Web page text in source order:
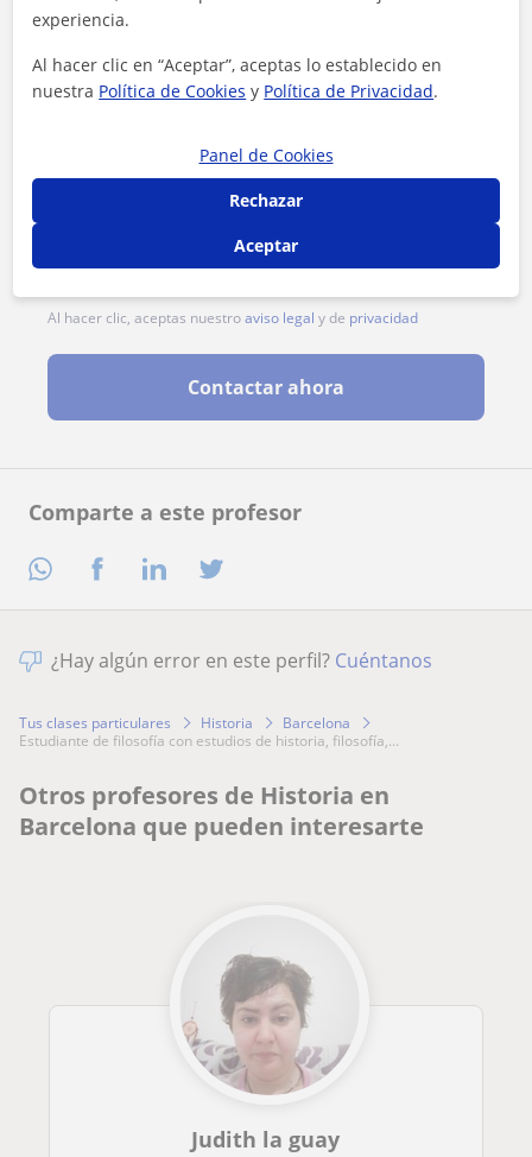
Comparte a este profesor
Al hacer clic, aceptas nuestroaviso legal y de privacidad
Contactar ahora
¿Hay algún error en este perfil? Cuéntanos
Tus clases particulares Historia
Barcelona
estudiante de filosofía con estudios de historia, filosofía,...
Otros profesores de Historia en
Barcelona que pueden interesarte
Judith la guay
experiencia.
Al hacer clic en “Aceptar”, aceptas lo establecido en
nuestra Política de Cookies y Política de Privacidad.
Panel de Cookies
Rechazar
Aceptar